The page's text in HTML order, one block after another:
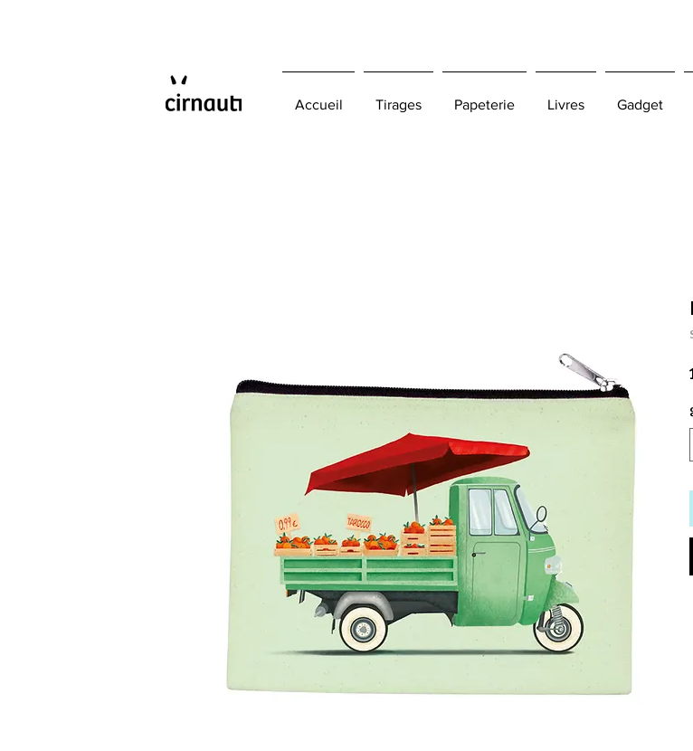
Accueil Tirages Papeterie Livres Gadget